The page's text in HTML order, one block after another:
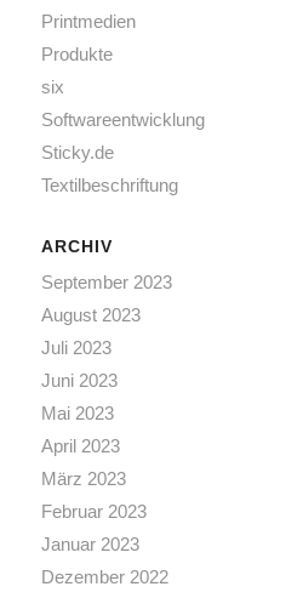
Printmedien
Produkte
six
Softwareentwicklung
Sticky.de
Textilbeschriftung
ARCHIV
September 2023
August 2023
Juli 2023
Juni 2023
Mai 2023
April 2023
März 2023
Februar 2023
Januar 2023
Dezember 2022